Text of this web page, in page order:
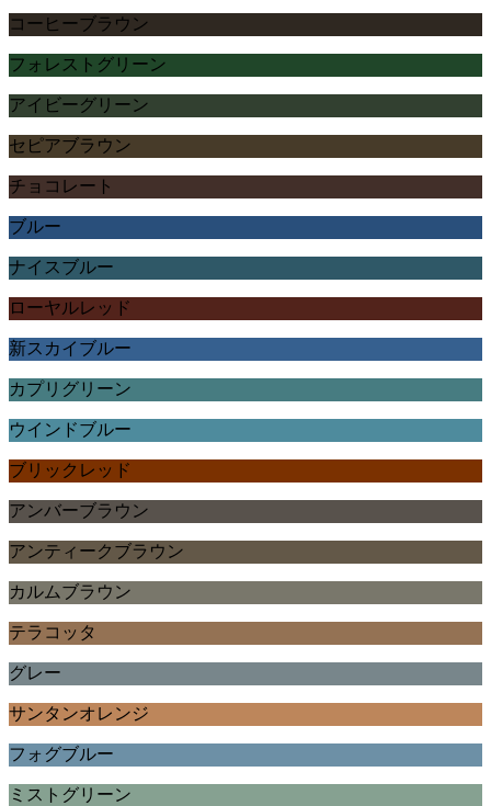
コーヒーブラウン
フォレストグリーン
アイビーグリーン
セピアブラウン
チョコレート
ブルー
ナイスブルー
ローヤルレッド
新スカイブルー
カプリグリーン
ウインドブルー
ブリックレッド
アンバーブラウン
アンティークブラウン
カルムブラウン
テラコッタ
グレー
サンタンオレンジ
フォグブルー
ミストグリーン